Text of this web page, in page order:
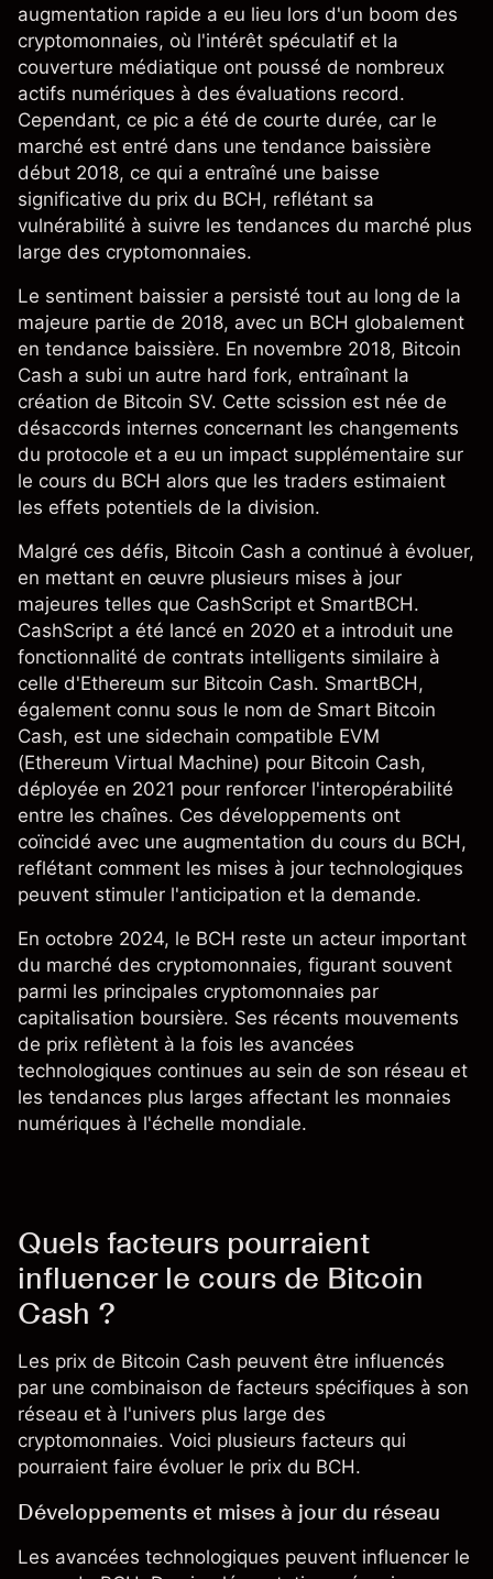
augmentation rapide a eu lieu lors d'un boom des
cryptomonnaies, où l'intérêt spéculatif et la
couverture médiatique ont poussé de nombreux
actifs numériques à des évaluations record.
Cependant, ce pic a été de courte durée, car le
marché est entré dans une tendance baissière
début 2018, ce qui a entraîné une baisse
significative du prix du BCH, reflétant sa
vulnérabilité à suivre les tendances du marché plus
large des cryptomonnaies.
Le sentiment baissier a persisté tout au long de la
majeure partie de 2018, avec un BCH globalement
en tendance baissière. En novembre 2018, Bitcoin
Cash a subi un autre hard fork, entraînant la
création de Bitcoin SV. Cette scission est née de
désaccords internes concernant les changements
du protocole et a eu un impact supplémentaire sur
le cours du BCH alors que les traders estimaient
les effets potentiels de la division.
Malgré ces défis, Bitcoin Cash a continué à évoluer,
en mettant en œuvre plusieurs mises à jour
majeures telles que CashScript et SmartBCH.
CashScript a été lancé en 2020 et a introduit une
fonctionnalité de contrats intelligents similaire à
celle d'Ethereum sur Bitcoin Cash. SmartBCH,
également connu sous le nom de Smart Bitcoin
Cash, est une sidechain compatible EVM
(Ethereum Virtual Machine) pour Bitcoin Cash,
déployée en 2021 pour renforcer l'interopérabilité
entre les chaînes. Ces développements ont
coïncidé avec une augmentation du cours du BCH,
reflétant comment les mises à jour technologiques
peuvent stimuler l'anticipation et la demande.
En octobre 2024, le BCH reste un acteur important
du marché des cryptomonnaies, figurant souvent
parmi les principales cryptomonnaies par
capitalisation boursière. Ses récents mouvements
de prix reflètent à la fois les avancées
technologiques continues au sein de son réseau et
les tendances plus larges affectant les monnaies
numériques à l'échelle mondiale.
Quels facteurs pourraient
influencer le cours de Bitcoin
Cash ?
Les prix de Bitcoin Cash peuvent être influencés
par une combinaison de facteurs spécifiques à son
réseau et à l'univers plus large des
cryptomonnaies. Voici plusieurs facteurs qui
pourraient faire évoluer le prix du BCH.
Développements et mises à jour du réseau
Les avancées technologiques peuvent influencer le